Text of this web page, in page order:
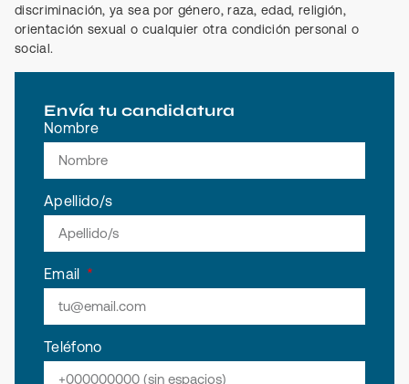
discriminación, ya sea por género, raza, edad, religión,
orientación sexual o cualquier otra condición personal o
social.
Envía tu candidatura
Nombre
Apellido/s
Email
Teléfono